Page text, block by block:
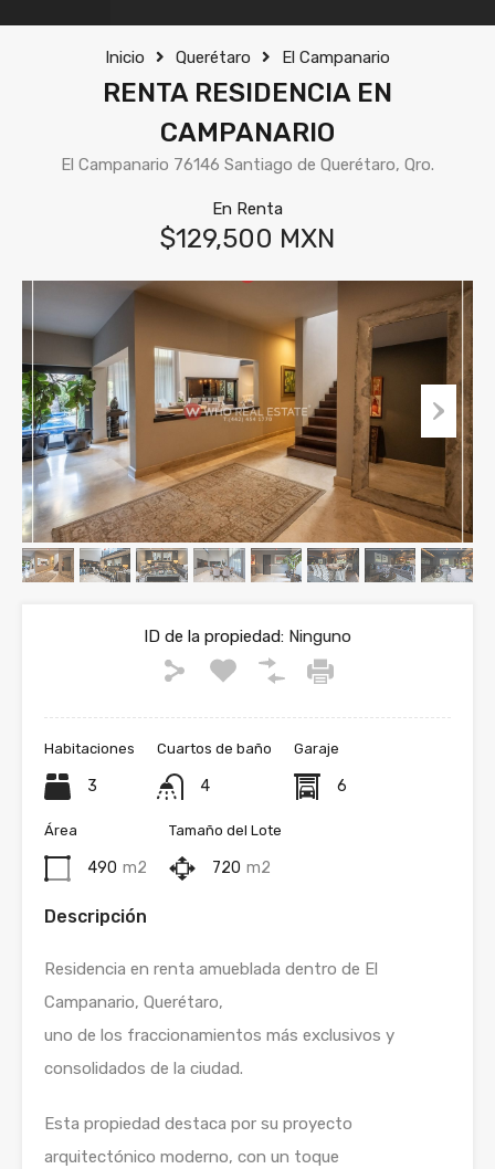
Inicio Querétaro El Campanario
RENTA RESIDENCIA EN
CAMPANARIO
El Campanario 76146 Santiago de Querétaro, Qro.
En Renta
$129,500 MXN
ID de la propiedad: Ninguno
Habitaciones
3
Cuartos de baño
4
Garaje
6
Área
490 m2
Tamaño del Lote
720 m2
Descripción
Residencia en renta amueblada dentro de El
Campanario, Querétaro,
uno de los fraccionamientos más exclusivos y
consolidados de la ciudad.
Esta propiedad destaca por su proyecto
arquitectónico moderno, con un toque